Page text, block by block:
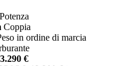
Potenza
Coppia
in ordine di marcia
€